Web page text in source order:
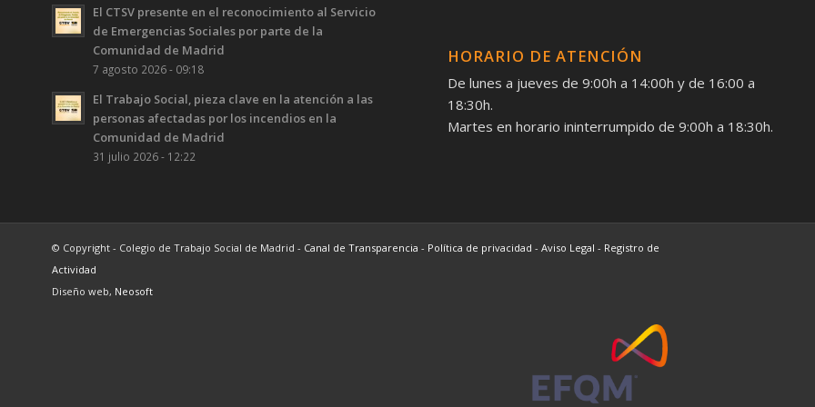
El CTSV presente en el reconocimiento al Servicio
de Emergencias Sociales por parte de la
Comunidad de Madrid
7 agosto 2026 - 09:18
El Trabajo Social, pieza clave en la atención a las
personas afectadas por los incendios en la
Comunidad de Madrid
31 julio 2026 - 12:22
HORARIO DE ATENCIÓN
De lunes a jueves de 9:00h a 14:00h y de 16:00 a
18:30h.
Martes en horario ininterrumpido de 9:00h a 18:30h.
© Copyright - Colegio de Trabajo Social de Madrid - Canal de Transparencia - Política de privacidad - Aviso Legal - Registro de
Actividad
Diseño web, Neosoft